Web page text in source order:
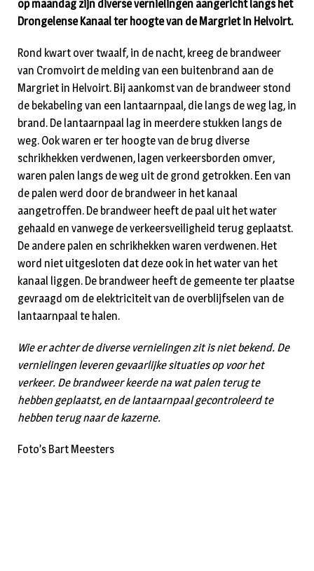
op maandag zijn diverse vernielingen aangericht langs het
Drongelense Kanaal ter hoogte van de Margriet in Helvoirt.
Rond kwart over twaalf, in de nacht, kreeg de brandweer
van Cromvoirt de melding van een buitenbrand aan de
Margriet in Helvoirt. Bij aankomst van de brandweer stond
de bekabeling van een lantaarnpaal, die langs de weg lag, in
brand. De lantaarnpaal lag in meerdere stukken langs de
weg. Ook waren er ter hoogte van de brug diverse
schrikhekken verdwenen, lagen verkeersborden omver,
waren palen langs de weg uit de grond getrokken. Een van
de palen werd door de brandweer in het kanaal
aangetroffen. De brandweer heeft de paal uit het water
gehaald en vanwege de verkeersveiligheid terug geplaatst.
De andere palen en schrikhekken waren verdwenen. Het
word niet uitgesloten dat deze ook in het water van het
kanaal liggen. De brandweer heeft de gemeente ter plaatse
gevraagd om de elektriciteit van de overblijfselen van de
lantaarnpaal te halen.
Wie er achter de diverse vernielingen zit is niet bekend. De
vernielingen leveren gevaarlijke situaties op voor het
verkeer. De brandweer keerde na wat palen terug te
hebben geplaatst, en de lantaarnpaal gecontroleerd te
hebben terug naar de kazerne.
Foto’s Bart Meesters